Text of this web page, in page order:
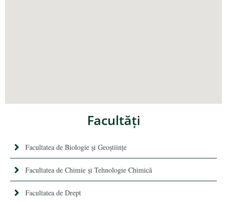
Facultăţi
Facultatea de Biologie și Geoștiințe
Facultatea de Chimie şi Tehnologie Chimică
Facultatea de Drept